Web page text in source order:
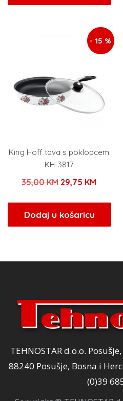
je:
3,82 KM.
- 15 %
King Hoff tava s poklopcem
KH-3817
35,00KM Izvorna
bila
je:
29,75 KM
29,75
Dodaj u košaricu
TEHNOSTAR d.o.o.
88240 Posušje, Bosna i
(0)39